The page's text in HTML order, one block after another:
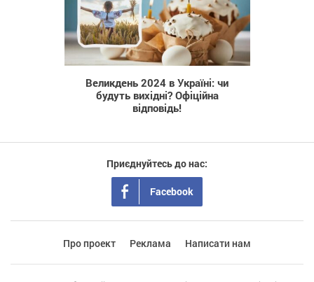
120
Великдень 2024 в Україні: чи
будуть вихідні? Офіційна
відповідь!
Приєднуйтесь до нас:
Facebook
Про проект Реклама Написати нам